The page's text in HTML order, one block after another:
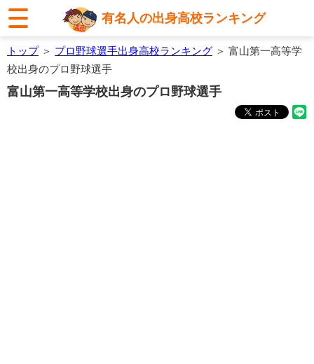
有名人の出身高校ランキング
トップ＞ プロ野球選手出身高校ランキング ＞ 富山第一高等学
校出身のプロ野球選手
富山第一高等学校出身のプロ野球選手